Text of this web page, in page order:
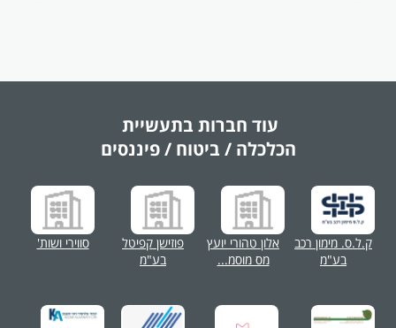
עוד חברות בתעשיית
הכלכלה / ביטוח / פיננסים
ק.ל.ס. מימון רכב
בע"מ
אלון טהורי יועץ
מס מוסמ...
פוזישן קפיטל
בע"מ
סווירי ושות'